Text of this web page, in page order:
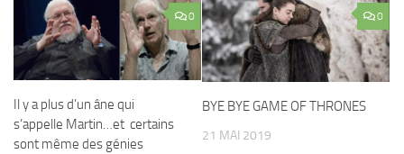
0
Il y a plus d’un âne qui
s’appelle Martin…et certains
sont même des génies
0
BYE BYE GAME OF THRONES
21 MAI 2019